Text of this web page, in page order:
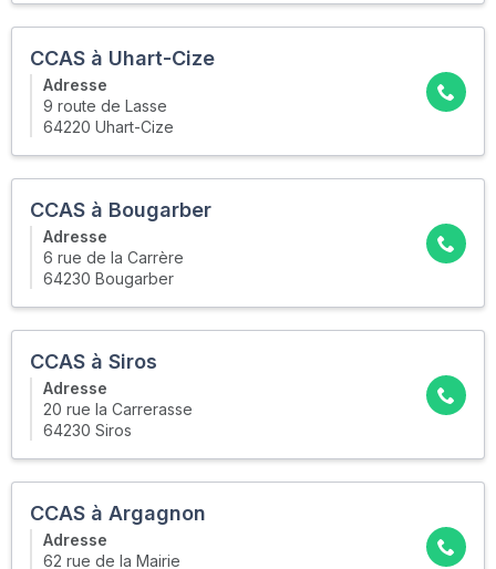
CCAS à Uhart-Cize
Adresse
9 route de Lasse
64220 Uhart-Cize
CCAS à Bougarber
Adresse
6 rue de la Carrère
64230 Bougarber
CCAS à Siros
Adresse
20 rue la Carrerasse
64230 Siros
CCAS à Argagnon
Adresse
62 rue de la Mairie